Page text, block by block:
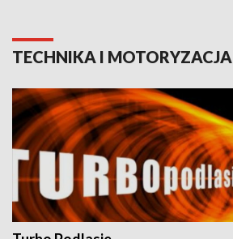
TECHNIKA I MOTORYZACJA